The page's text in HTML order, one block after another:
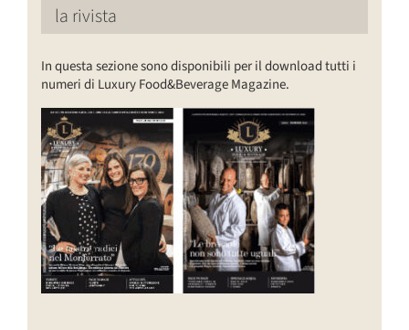
la rivista
In questa sezione sono disponibili per il download tutti i
numeri di Luxury Food&Beverage Magazine.